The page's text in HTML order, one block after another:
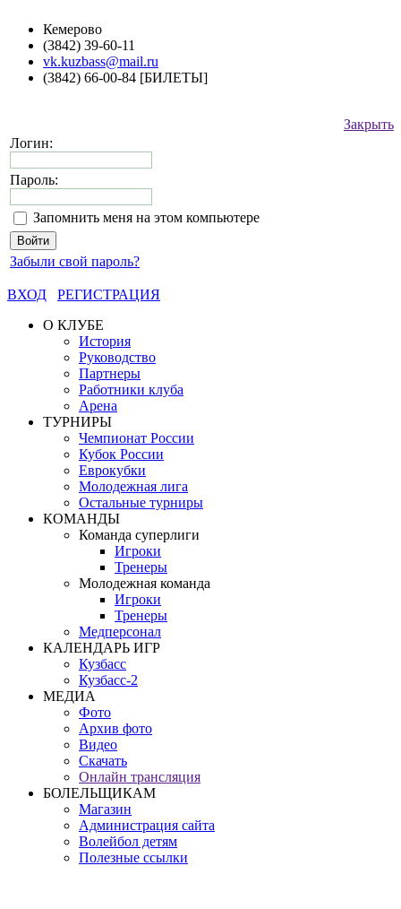
Кемерово
(3842) 39-60-11
vk.kuzbass@mail.ru
(3842) 66-00-84 [БИЛЕТЫ]
Закрыть
Логин:
Пароль:
Запомнить меня на этом компьютере
Забыли свой пароль?
ВХОД
РЕГИСТРАЦИЯ
О КЛУБЕ
История
Руководство
Партнеры
Работники клуба
Арена
ТУРНИРЫ
Чемпионат России
Кубок России
Еврокубки
Молодежная лига
Остальные турниры
КОМАНДЫ
Команда суперлиги
Игроки
Тренеры
Молодежная команда
Игроки
Тренеры
Медперсонал
КАЛЕНДАРЬ ИГР
Кузбасс
Кузбасс-2
МЕДИА
Фото
Архив фото
Видео
Скачать
Онлайн трансляция
БОЛЕЛЬЩИКАМ
Магазин
Администрация сайта
Волейбол детям
Полезные ссылки